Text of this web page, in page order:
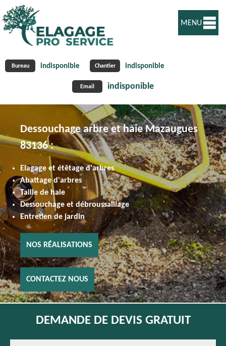
Bureau indisponible Chantier indisponible
Email indisponible
MENU
Dessouchage arbre et haie Mazaugues
83136 :
Elagage et étêtage d'arbres
Abattage d'arbres
Taille de haie
Dessouchage et débroussaillage
Entretien de jardin
NOS RÉALISATIONS
CONTACTEZ NOUS
DEMANDE DE DEVIS GRATUIT